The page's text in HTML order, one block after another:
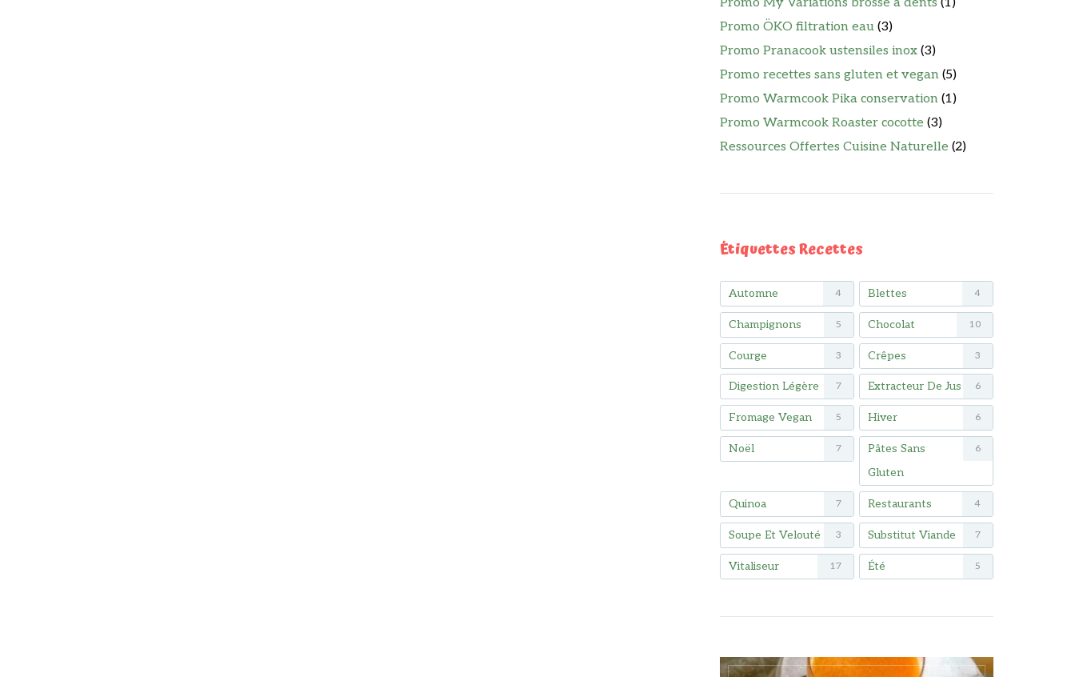
Promo ÖKO filtration eau (3)
Promo Pranacook ustensiles inox (3)
Promo recettes sans gluten et vegan (5)
Promo Warmcook Pika conservation (1)
Promo Warmcook Roaster cocotte (3)
Ressources Offertes Cuisine Naturelle (2)
Étiquettes Recettes
Automne 4 Blettes 4
Champignons 5 Chocolat 10
Courge 3 Crêpes 3
Digestion Légère 7 Extracteur De Jus 6
Fromage Vegan 5 Hiver 6
Noël 7
Pâtes Sans
Gluten
6
Quinoa 7 Restaurants 4
Soupe Et Velouté 3 Substitut Viande 7
Vitaliseur 17 Été 5